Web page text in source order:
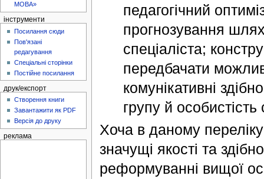
педагогічний
прогнозування
спеціаліста;
передбачати
комунікативні
групу й особистість
Хоча в даному
значущі якості та
реформуванні вищої
МОВА»
інструменти
Посилання сюди
Пов'язані
редагування
Спеціальні сторінки
Постійне посилання
друк/експорт
Створення книги
Завантажити як PDF
Версія до друку
реклама